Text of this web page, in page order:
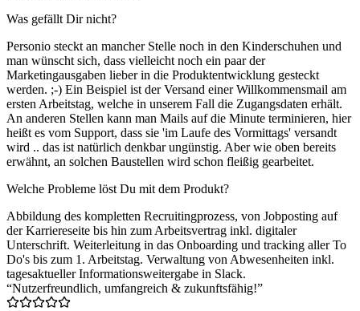
Was gefällt Dir nicht?
Personio steckt an mancher Stelle noch in den Kinderschuhen und
man wünscht sich, dass vielleicht noch ein paar der
Marketingausgaben lieber in die Produktentwicklung gesteckt
werden. ;-) Ein Beispiel ist der Versand einer Willkommensmail am
ersten Arbeitstag, welche in unserem Fall die Zugangsdaten erhält.
An anderen Stellen kann man Mails auf die Minute terminieren, hier
heißt es vom Support, dass sie 'im Laufe des Vormittags' versandt
wird .. das ist natürlich denkbar ungünstig. Aber wie oben bereits
erwähnt, an solchen Baustellen wird schon fleißig gearbeitet.
Welche Probleme löst Du mit dem Produkt?
Abbildung des kompletten Recruitingprozess, von Jobposting auf
der Karriereseite bis hin zum Arbeitsvertrag inkl. digitaler
Unterschrift. Weiterleitung in das Onboarding und tracking aller To
Do's bis zum 1. Arbeitstag. Verwaltung von Abwesenheiten inkl.
tagesaktueller Informationsweitergabe in Slack.
“Nutzerfreundlich, umfangreich & zukunftsfähig!”